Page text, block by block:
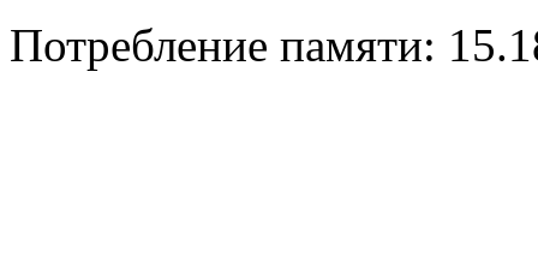
Потребление памяти: